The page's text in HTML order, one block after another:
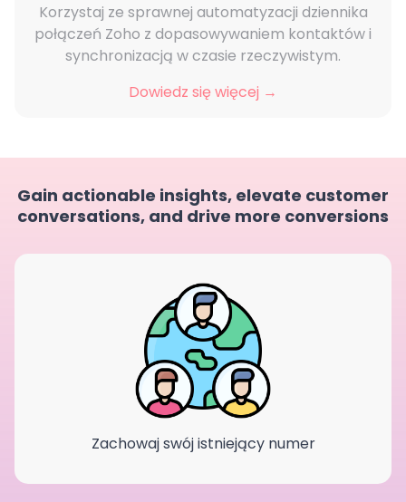
Korzystaj ze sprawnej automatyzacji dziennika
połączeń Zoho z dopasowywaniem kontaktów i
synchronizacją w czasie rzeczywistym.
Dowiedz się więcej →
Gain actionable insights, elevate customer
conversations, and drive more conversions
Zachowaj swój istniejący numer